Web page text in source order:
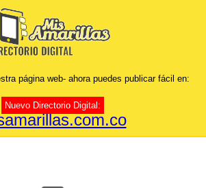
página web- ahora puedes publicar fácil en:
Nuevo Directorio Digital: